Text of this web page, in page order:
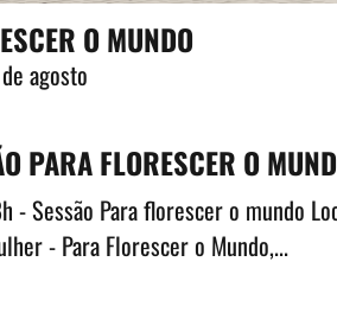
O MUNDO
agosto
PARA FLORESCER O
- Sessão Para florescer o mundo
- Para Florescer o Mundo,...